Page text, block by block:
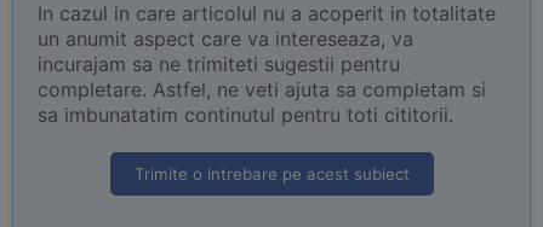
In cazul in care articolul nu a acoperit in totalitate
un anumit aspect care va intereseaza, va
incurajam sa ne trimiteti sugestii pentru
completare. Astfel, ne veti ajuta sa completam si
sa imbunatatim continutul pentru toti cititorii.
Trimite o intrebare pe acest subiect